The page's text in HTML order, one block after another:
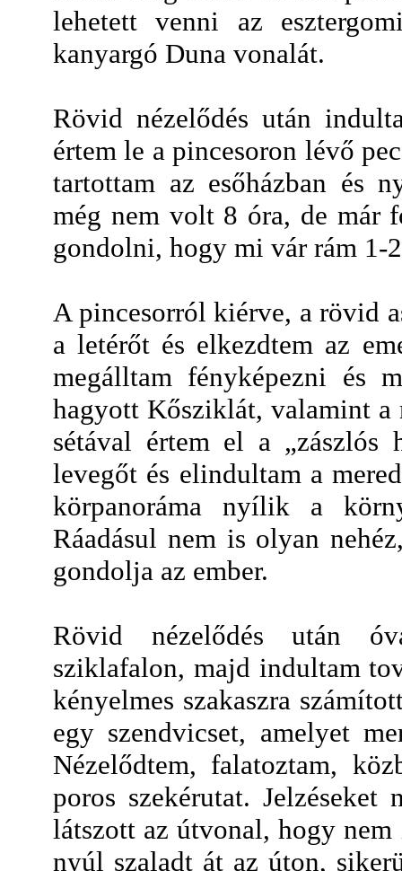
lehetett venni az
kanyargó Duna vonalát.
Rövid nézelődés után
értem le a pincesoron lévő
tartottam az esőházban és
még nem volt 8 óra, de már
gondolni, hogy mi vár rám
A pincesorról kiérve, a rövid
a letérőt és elkezdtem az
megálltam fényképezni és
hagyott Kősziklát, valamint a
sétával értem el a
levegőt és elindultam a
körpanoráma nyílik a
Ráadásul nem is olyan
gondolja az ember.
Rövid nézelődés után
sziklafalon, majd indultam
kényelmes szakaszra
egy szendvicset, amelyet
Nézelődtem, falatoztam,
poros szekérutat.
látszott az útvonal, hogy
nyúl szaladt át az úton,